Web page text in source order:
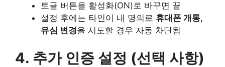
토글 버튼을 활성화(ON)로 바꾸면 끝
설정 후에는 타인이 내 명의로 휴대폰 개통,
유심 변경을 시도할 경우 자동 차단됨
4. 추가 인증 설정 (선택 사항)